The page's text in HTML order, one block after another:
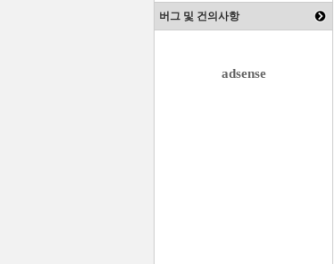
버그 및 건의사항
adsense